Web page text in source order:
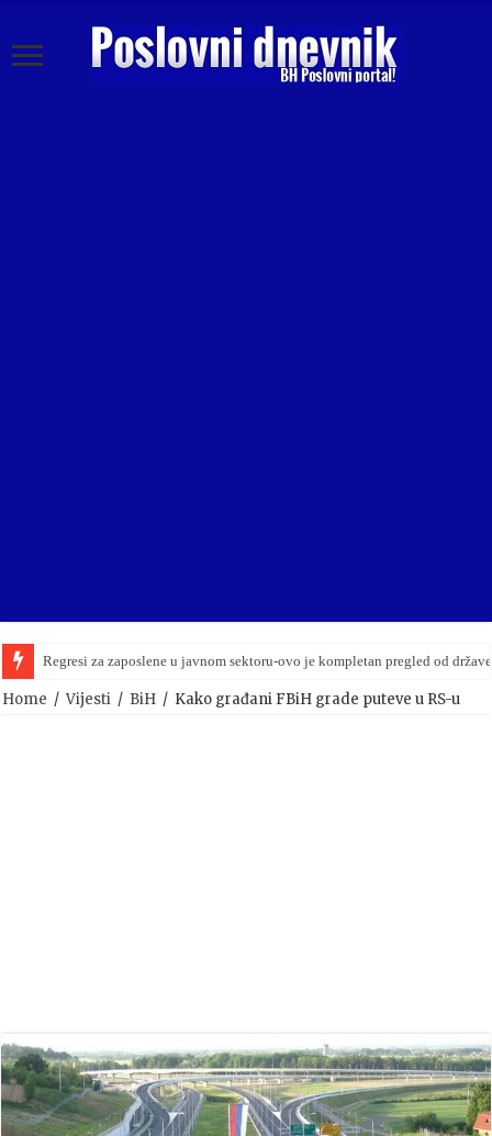
Regresi za zaposlene u javnom sektoru-ovo je kompletan pregled od
Home / Vijesti / BiH / Kako građani FBiH grade puteve u RS-u